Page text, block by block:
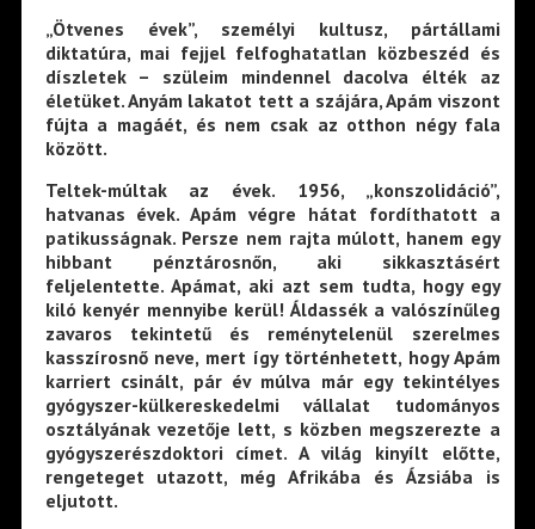
„Ötvenes évek”, személyi kultusz, pártállami
diktatúra, mai fejjel felfoghatatlan közbeszéd és
díszletek – szüleim mindennel dacolva élték az
életüket. Anyám lakatot tett a szájára, Apám viszont
fújta a magáét, és nem csak az otthon négy fala
között.
Teltek-múltak az évek. 1956, „konszolidáció”,
hatvanas évek. Apám végre hátat fordíthatott a
patikusságnak. Persze nem rajta múlott, hanem egy
hibbant pénztárosnőn, aki sikkasztásért
feljelentette. Apámat, aki azt sem tudta, hogy egy
kiló kenyér mennyibe kerül! Áldassék a valószínűleg
zavaros tekintetű és reménytelenül szerelmes
kasszírosnő neve, mert így történhetett, hogy Apám
karriert csinált, pár év múlva már egy tekintélyes
gyógyszer-külkereskedelmi vállalat tudományos
osztályának vezetője lett, s közben megszerezte a
gyógyszerészdoktori címet. A világ kinyílt előtte,
rengeteget utazott, még Afrikába és Ázsiába is
eljutott.